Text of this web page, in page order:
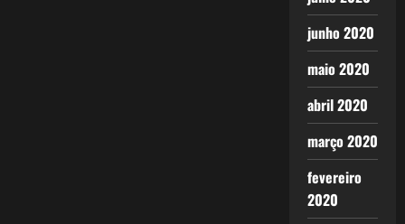
junho 2020
maio 2020
abril 2020
março 2020
fevereiro
2020